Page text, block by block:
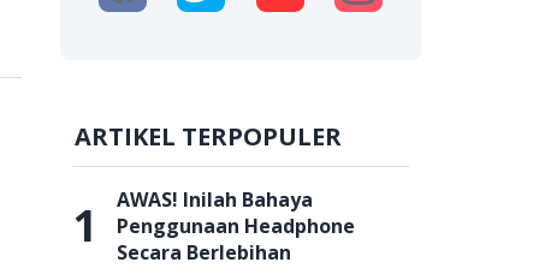
ARTIKEL TERPOPULER
1
AWAS! Inilah Bahaya
Penggunaan Headphone
Secara Berlebihan